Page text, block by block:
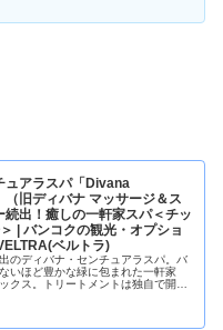
ュアラスパ「Divana
旧ディバナ マッサージ＆ス
出！癒しの一軒家スパ＜チッ
| バンコクの観光・オプショ
ベルトラ)
のディバナ・センチュアラスパ。バ
いほど豊かな緑に包まれた一軒家
クス。トリートメントは独自で開発